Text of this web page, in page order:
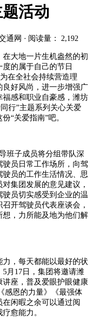
活动
通网 · 阅读量： 2,192
大地一片生机盎然的初
的属于自己的节日
在全社会持续营造理
好风尚，进一步增强广
感和职业自豪感，潍坊
行”主题系列关心关爱
“关爱指南”吧。
班子成员将分组带队深
员日常工作场所，向驾
员的工作生活情况、思
集团发展的意见建议，
员切实感受到企业的温
开驾驶员代表座谈会，
，力所能及地为他们解
，每天都能以最好的状
月17日，集团将邀请潍
座，普及爱眼护眼健康
感恩的力量》《最强体
闲暇之余可以通过阅
愈能力。